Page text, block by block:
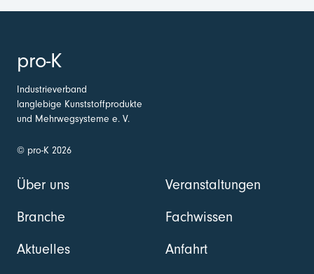
pro-K
Industrieverband
langlebige Kunststoffprodukte
und Mehrwegsysteme e. V.
© pro-K 2026
Über uns
Branche
Aktuelles
Veranstaltungen
Fachwissen
Anfahrt